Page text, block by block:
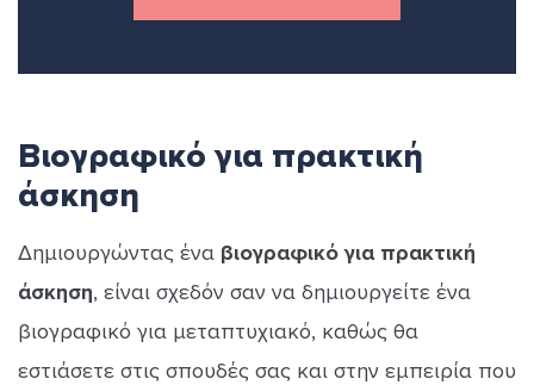
Βιογραφικό για πρακτική
άσκηση
Δημιουργώντας ένα βιογραφικό για πρακτική
άσκηση, είναι σχεδόν σαν να δημιουργείτε ένα
βιογραφικό για μεταπτυχιακό, καθώς θα
εστιάσετε στις σπουδές σας και στην εμπειρία που